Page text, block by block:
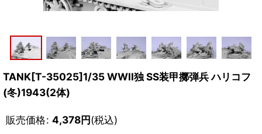
TANK[T-35025]1/35 WWII独 SS装甲擲弾兵 ハリコフ
(冬)1943(2体)
販売価格: 4,378円(税込)